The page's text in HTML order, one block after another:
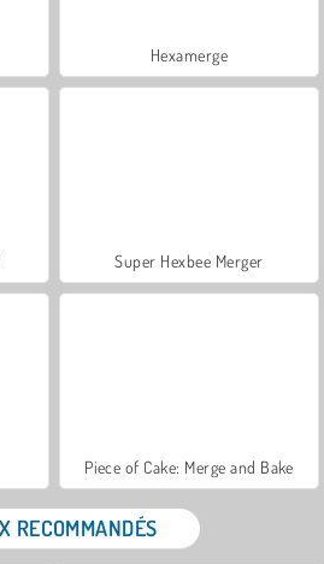
Hexamerge
Super Hexbee Merger
Piece of Cake: Merge and Bake
RECOMMANDÉS